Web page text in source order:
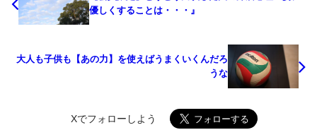
優しくすることは・・・』
大人も子供も【あの力】を使えばうまくいくんだろ
うな
Xでフォローしよう